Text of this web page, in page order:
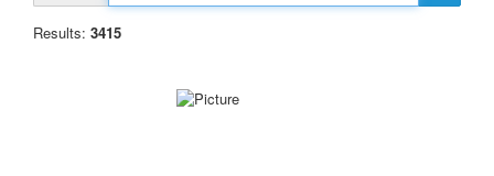
Results: 3415